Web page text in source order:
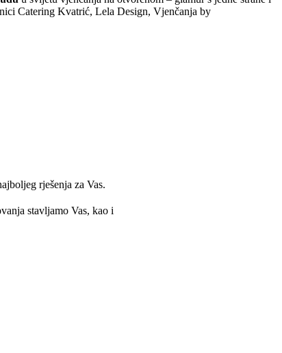
Catering Kvatrić, Lela Design, Vjenčanja by
rješenja za Vas.
stavljamo Vas, kao i